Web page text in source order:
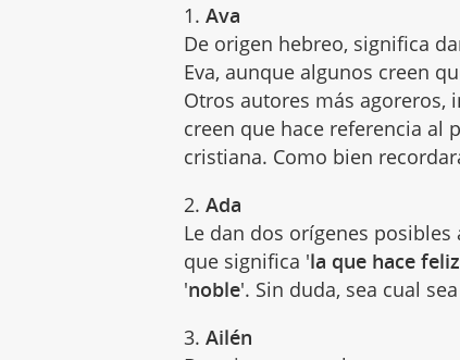
1.Ava
De origen hebreo, significa
Eva, aunque algunos creen
Otros autores más agoreros,
creen que hace referencia al
cristiana. Como bien
2.Ada
Le dan dos orígenes
que significa 'la que hace feliz
'noble'. Sin duda, sea cual
3.Ailén